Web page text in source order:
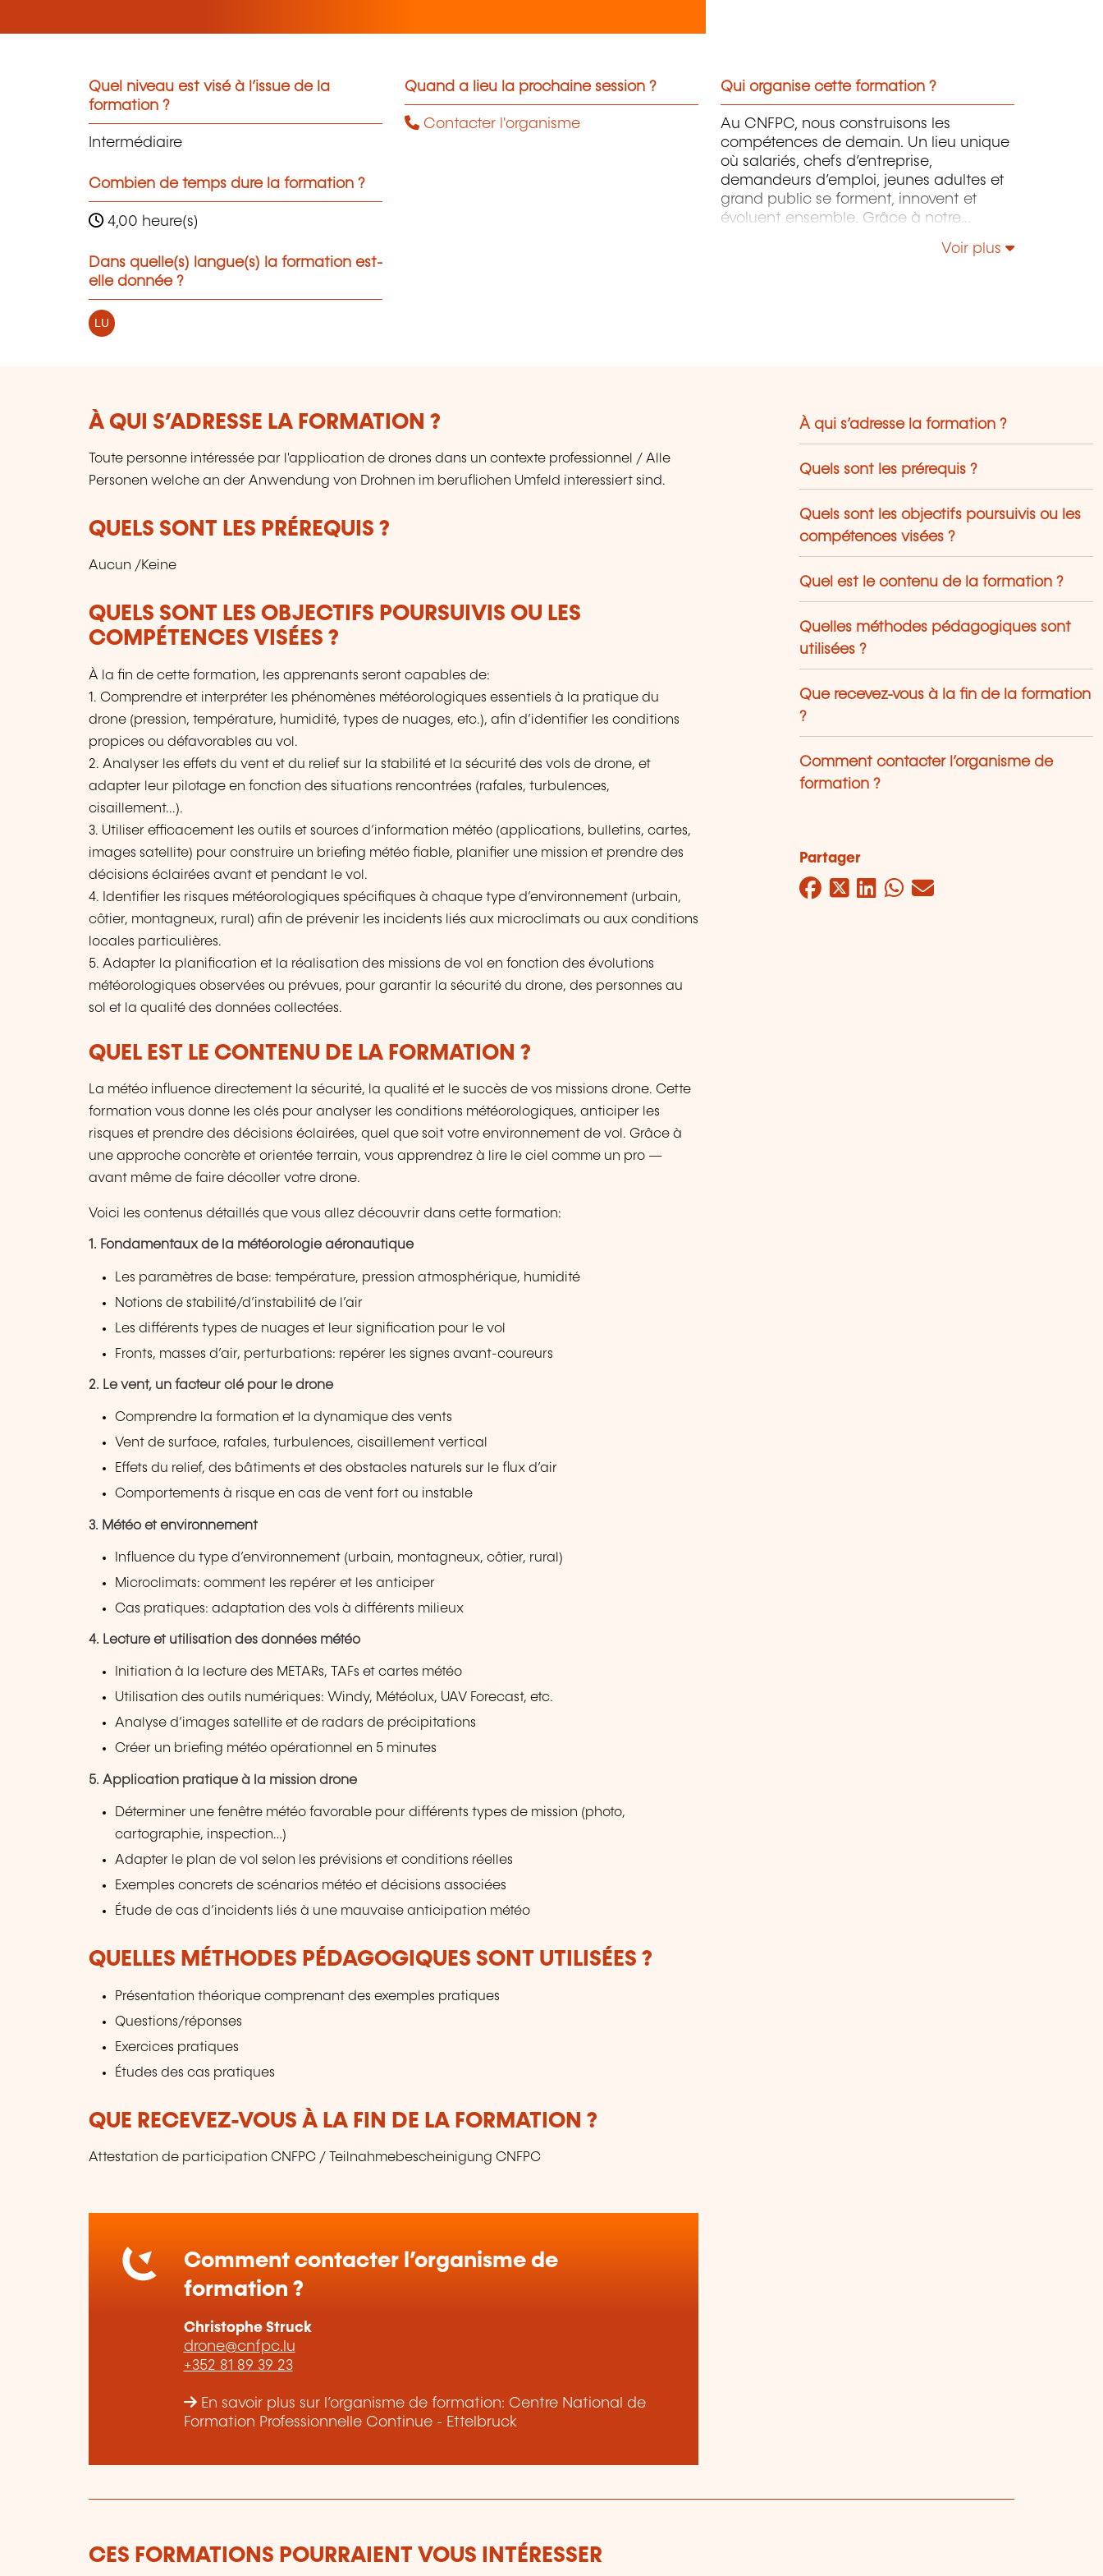
Quel niveau est visé à l’issue de la
formation ?
Intermédiaire
Combien de temps dure la formation ?
4,00 heure(s)
Dans quelle(s) langue(s) la formation est-
elle donnée ?
LU
Quand a lieu la prochaine session ?
Contacter l'organisme
Qui organise cette formation ?
Au CNFPC, nous construisons les
compétences de demain. Un lieu unique
où salariés, chefs d’entreprise,
demandeurs d’emploi, jeunes adultes et
grand public se forment, innovent et
évoluent ensemble. Grâce à notre
entreprises partenaires et nos experts de
Voir plus
À QUI S’ADRESSE LA FORMATION ?
Toute personne intéressée par l'application de drones dans un contexte professionnel / Alle
Personen welche an der Anwendung von Drohnen im beruflichen Umfeld interessiert sind.
QUELS SONT LES PRÉREQUIS ?
Aucun /Keine
QUELS SONT LES OBJECTIFS POURSUIVIS OU LES
COMPÉTENCES VISÉES ?
À la fin de cette formation, les apprenants seront capables de:
1. Comprendre et interpréter les phénomènes météorologiques essentiels à la pratique du
drone (pression, température, humidité, types de nuages, etc.), afin d’identifier les conditions
propices ou défavorables au vol.
2. Analyser les effets du vent et du relief sur la stabilité et la sécurité des vols de drone, et
adapter leur pilotage en fonction des situations rencontrées (rafales, turbulences,
cisaillement...).
3. Utiliser efficacement les outils et sources d’information météo (applications, bulletins, cartes,
images satellite) pour construire un briefing météo fiable, planifier une mission et prendre des
décisions éclairées avant et pendant le vol.
4. Identifier les risques météorologiques spécifiques à chaque type d’environnement (urbain,
côtier, montagneux, rural) afin de prévenir les incidents liés aux microclimats ou aux conditions
locales particulières.
5. Adapter la planification et la réalisation des missions de vol en fonction des évolutions
météorologiques observées ou prévues, pour garantir la sécurité du drone, des personnes au
sol et la qualité des données collectées.
QUEL EST LE CONTENU DE LA FORMATION ?
La météo influence directement la sécurité, la qualité et le succès de vos missions drone. Cette
formation vous donne les clés pour analyser les conditions météorologiques, anticiper les
risques et prendre des décisions éclairées, quel que soit votre environnement de vol. Grâce à
une approche concrète et orientée terrain, vous apprendrez à lire le ciel comme un pro —
avant même de faire décoller votre drone.
Voici les contenus détaillés que vous allez découvrir dans cette formation:
1. Fondamentaux de la météorologie aéronautique
Les paramètres de base: température, pression atmosphérique, humidité
Notions de stabilité/d’instabilité de l’air
Les différents types de nuages et leur signification pour le vol
Fronts, masses d’air, perturbations: repérer les signes avant-coureurs
2. Le vent, un facteur clé pour le drone
Comprendre la formation et la dynamique des vents
Vent de surface, rafales, turbulences, cisaillement vertical
Effets du relief, des bâtiments et des obstacles naturels sur le flux d’air
Comportements à risque en cas de vent fort ou instable
3. Météo et environnement
Influence du type d’environnement (urbain, montagneux, côtier, rural)
Microclimats: comment les repérer et les anticiper
Cas pratiques: adaptation des vols à différents milieux
4. Lecture et utilisation des données météo
Initiation à la lecture des METARs, TAFs et cartes météo
Utilisation des outils numériques: Windy, Météolux, UAV Forecast, etc.
Analyse d’images satellite et de radars de précipitations
Créer un briefing météo opérationnel en 5 minutes
5. Application pratique à la mission drone
Déterminer une fenêtre météo favorable pour différents types de mission (photo,
cartographie, inspection…)
Adapter le plan de vol selon les prévisions et conditions réelles
Exemples concrets de scénarios météo et décisions associées
Étude de cas d’incidents liés à une mauvaise anticipation météo
QUELLES MÉTHODES PÉDAGOGIQUES SONT UTILISÉES ?
Présentation théorique comprenant des exemples pratiques
Questions/réponses
Exercices pratiques
Études des cas pratiques
QUE RECEVEZ-VOUS À LA FIN DE LA FORMATION ?
Attestation de participation CNFPC / Teilnahmebescheinigung CNFPC
Comment contacter l’organisme de
formation ?
Christophe Struck
drone@cnfpc.lu
+352 81 89 39 23
En savoir plus sur l’organisme de formation: Centre National de
Formation Professionnelle Continue - Ettelbruck
À qui s’adresse la formation ?
Quels sont les prérequis ?
Quels sont les objectifs poursuivis ou les
compétences visées ?
Quel est le contenu de la formation ?
Quelles méthodes pédagogiques sont
utilisées ?
Que recevez-vous à la fin de la formation
?
Comment contacter l’organisme de
formation ?
Partager
Facebook
Twitter
LinkedIn
WhatsApp
Mail
CES FORMATIONS POURRAIENT VOUS INTÉRESSER